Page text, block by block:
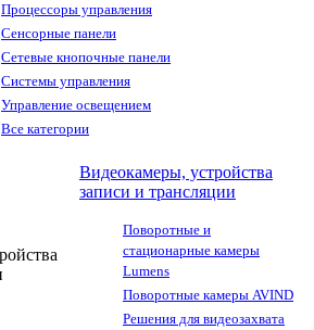
Процессоры управления
Сенсорные панели
Сетевые кнопочные панели
Системы управления
Управление освещением
Все категории
Видеокамеры, устройства
записи и трансляции
Поворотные и
стационарные камеры
Lumens
Поворотные камеры AVIND
Решения для видеозахвата